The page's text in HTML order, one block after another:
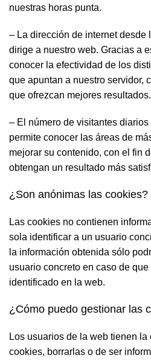
nuestras horas punta.
– La dirección de internet desde
dirige a nuestro web. Gracias a
conocer la efectividad de los
que apuntan a nuestro servidor,
que ofrezcan mejores resultados.
– El número de visitantes
permite conocer las áreas de
mejorar su contenido, con el fin
obtengan un resultado más
¿Son anónimas las cookies?
Las cookies no contienen
sola identificar a un usuario
la información obtenida sólo
usuario concreto en caso de
identificado en la web.
¿Cómo puedo gestionar las
Los usuarios de la web tienen
cookies, borrarlas o de ser